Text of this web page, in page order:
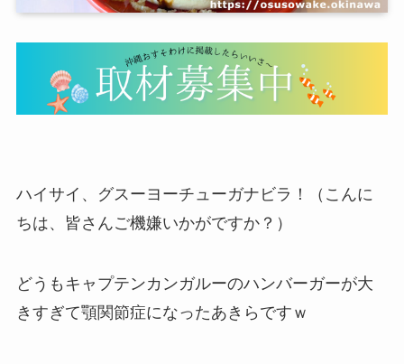
ハイサイ、グスーヨーチューガナビラ！（こんに
ちは、皆さんご機嫌いかがですか？）
どうもキャプテンカンガルーのハンバーガーが大
きすぎて顎関節症になったあきらですｗ